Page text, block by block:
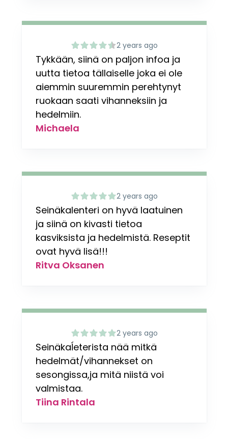
2 years ago
Tykkään, siinä on paljon infoa ja
uutta tietoa tällaiselle joka ei ole
aiemmin suuremmin perehtynyt
ruokaan saati vihanneksiin ja
hedelmiin.
Michaela
2 years ago
Seinäkalenteri on hyvä laatuinen
ja siinä on kivasti tietoa
kasviksista ja hedelmistä. Reseptit
ovat hyvä lisä!!!
Ritva Oksanen
2 years ago
Seinäkaĺeterista nää mitkä
hedelmät/vihannekset on
sesongissa,ja mitä niistä voi
valmistaa.
Tiina Rintala